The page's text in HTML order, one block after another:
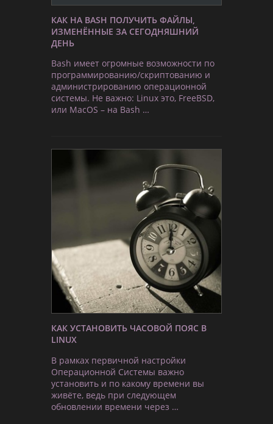
КАК НА BASH ПОЛУЧИТЬ ФАЙЛЫ,
ИЗМЕНЁННЫЕ ЗА СЕГОДНЯШНИЙ
ДЕНЬ
Bash имеет огромные возможности по
программированию/скриптованию и
администрированию операционной
системы. Не важно: Linux это, FreeBSD,
или MacOS – на Bash …
КАК УСТАНОВИТЬ ЧАСОВОЙ ПОЯС В
LINUX
В рамках первичной настройки
Операционной Системы важно
установить и по какому времени вы
живёте, ведь при следующем
обновлении времени через …